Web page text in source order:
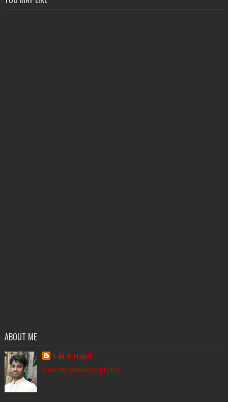
ABOUT ME
S M A Hanif
View my complete profile